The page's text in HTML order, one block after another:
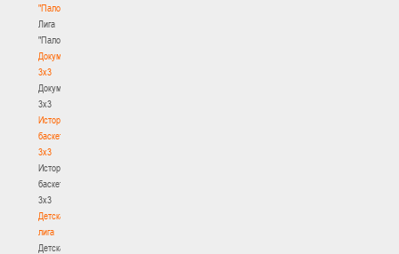
"Палова"
Лига
"Палова"
Документы
3х3
Документы
3х3
История
баскетбола
3х3
История
баскетбола
3х3
Детская
лига
Детская